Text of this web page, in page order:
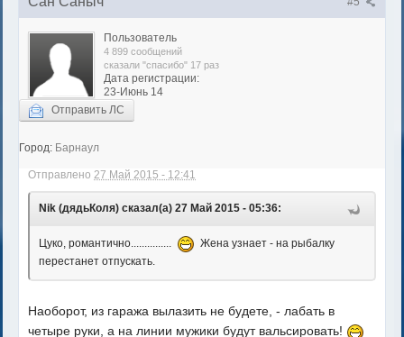
Пользователь
4 899 сообщений
сказали "спасибо" 17 раз
Дата регистрации:
23-Июнь 14
Отправить ЛС
Город: Барнаул
Отправлено27 Май 2015 - 12:41
Nik (дядьКоля) сказал(а) 27 Май 2015 - 05:36:
Цуко, романтично...............
Жена узнает - на рыбалку
перестанет отпускать.
Наоборот, из гаража вылазить не будете, - лабать в
четыре руки, а на линии мужики будут вальсировать!